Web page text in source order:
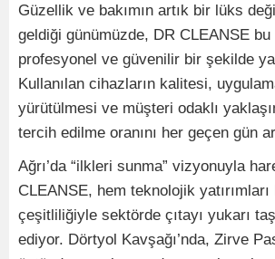
Güzellik ve bakımın artık bir lüks
geldiği günümüzde, DR CLEANSE
profesyonel ve güvenilir bir şekilde
Kullanılan cihazların kalitesi,
yürütülmesi ve müşteri odaklı
tercih edilme oranını her geçen gün
Ağrı’da “ilkleri sunma” vizyonuyla
CLEANSE, hem teknolojik
çeşitliliğiyle sektörde çıtayı yukarı
ediyor. Dörtyol Kavşağı’nda, Zirve